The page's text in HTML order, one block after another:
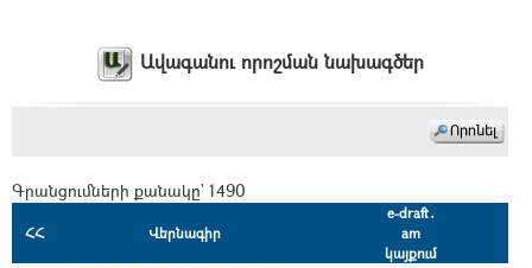
Ավագանու որոշման նախագծեր
Գրանցումների քանակը` 1490
ՀՀ Վերնագիր
e-draft․
am
կայքում